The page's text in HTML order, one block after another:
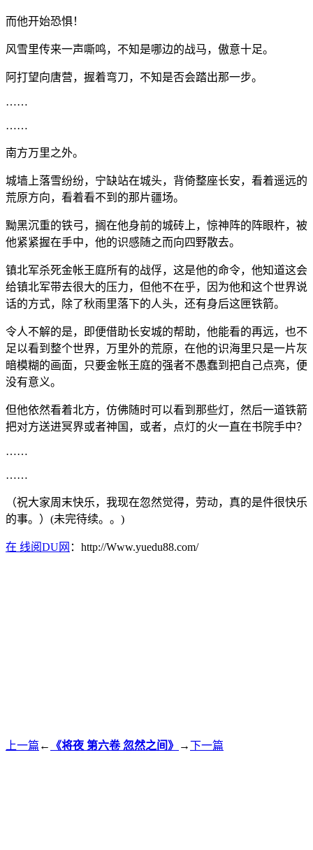
而他开始恐惧！
风雪里传来一声嘶鸣，不知是哪边的战马，傲意十足。
阿打望向唐营，握着弯刀，不知是否会踏出那一步。
……
……
南方万里之外。
城墙上落雪纷纷，宁缺站在城头，背倚整座长安，看着遥远的
荒原方向，看着看不到的那片疆场。
黝黑沉重的铁弓，搁在他身前的城砖上，惊神阵的阵眼杵，被
他紧紧握在手中，他的识感随之而向四野散去。
镇北军杀死金帐王庭所有的战俘，这是他的命令，他知道这会
给镇北军带去很大的压力，但他不在乎，因为他和这个世界说
话的方式，除了秋雨里落下的人头，还有身后这匣铁箭。
令人不解的是，即便借助长安城的帮助，他能看的再远，也不
足以看到整个世界，万里外的荒原，在他的识海里只是一片灰
暗模糊的画面，只要金帐王庭的强者不愚蠢到把自己点亮，便
没有意义。
但他依然看着北方，仿佛随时可以看到那些灯，然后一道铁箭
把对方送进冥界或者神国，或者，点灯的火一直在书院手中？
……
……
（祝大家周末快乐，我现在忽然觉得，劳动，真的是件很快乐
的事。）(未完待续。。)
在 线阅DU网 ：http://Www.yuedu88.com/
上一篇 ← 《将夜 第六卷 忽然之间》 →下一篇